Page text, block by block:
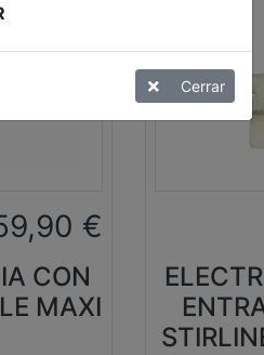
€
CON
MAXI
Cerrar